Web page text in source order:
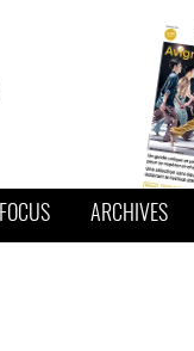
FOCUS ARCHIVES